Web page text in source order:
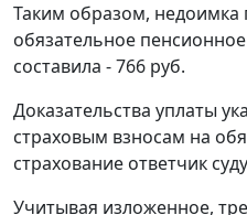
Таким образом, недоимка
обязательное
составила - 766 руб.
Доказательства уплаты
страховым взносам на
страхование ответчик
Учитывая изложенное,